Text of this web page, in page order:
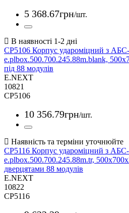
5 368.67грн/шт.
CP5106 Корпус удароміцний з
e.plbox.500.700.245.88m.blank,
під 88 модулів
E.NEXT
10821
CP5106
10 356.79грн/шт.
CP5116 Корпус удароміцний з
e.plbox.500.700.245.88m.tr,
дверцятами 88 модулів
E.NEXT
10822
CP5116